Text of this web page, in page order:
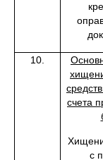
10.
счета
с